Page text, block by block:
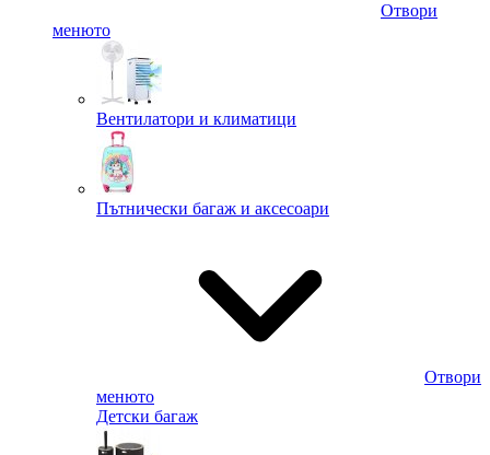
Отвори
менюто
Вентилатори и климатици
Пътнически багаж и аксесоари
Отвори
менюто
Детски багаж